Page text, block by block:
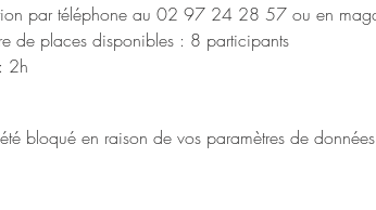
par téléphone au 02 97 24 28 57 ou en
de places disponibles : 8 participants
2h
bloqué en raison de vos paramètres de